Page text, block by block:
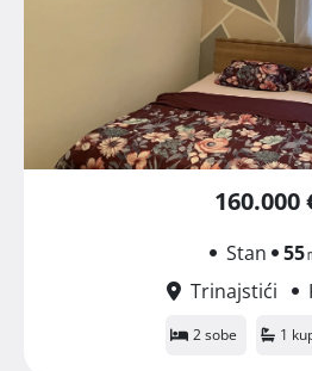
160.000
Stan 55
Trinajstići
2 sobe 1